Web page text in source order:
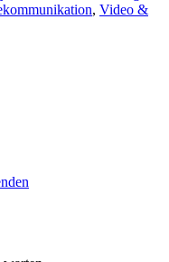
, Video &